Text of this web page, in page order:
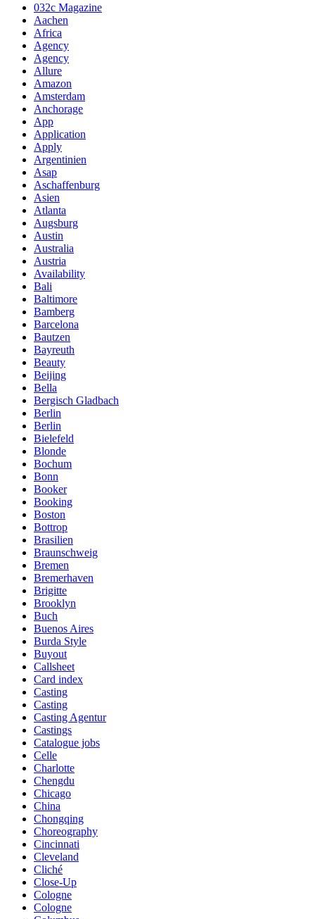
032c Magazine
Aachen
Africa
Agency
Agency
Allure
Amazon
Amsterdam
Anchorage
App
Application
Apply
Argentinien
Asap
Aschaffenburg
Asien
Atlanta
Augsburg
Austin
Australia
Austria
Availability
Bali
Baltimore
Bamberg
Barcelona
Bautzen
Bayreuth
Beauty
Beijing
Bella
Bergisch Gladbach
Berlin
Berlin
Bielefeld
Blonde
Bochum
Bonn
Booker
Booking
Boston
Bottrop
Brasilien
Braunschweig
Bremen
Bremerhaven
Brigitte
Brooklyn
Buch
Buenos Aires
Burda Style
Buyout
Callsheet
Card index
Casting
Casting
Casting Agentur
Castings
Catalogue jobs
Celle
Charlotte
Chengdu
Chicago
China
Chongqing
Choreography
Cincinnati
Cleveland
Cliché
Close-Up
Cologne
Cologne